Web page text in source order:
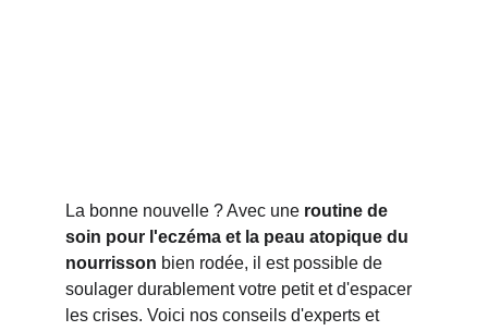
La bonne nouvelle ? Avec une routine de
soin pour l'eczéma et la peau atopique du
nourrisson bien rodée, il est possible de
soulager durablement votre petit et d'espacer
les crises. Voici nos conseils d'experts et